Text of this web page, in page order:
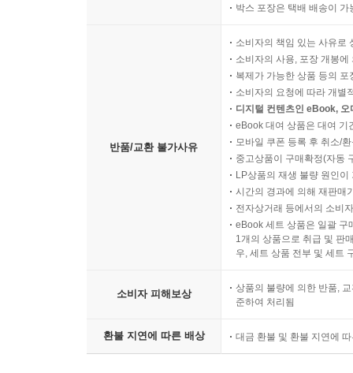
박스 포장은 택배 배송이
반품/교환 불가사유
소비자의 책임 있는 사유로
소비자의 사용, 포장 개봉
복제가 가능한 상품 등의
소비자의 요청에 따라 개별
디지털 컨텐츠인 eBook,
eBook 대여 상품은 대여 기
모바일 쿠폰 등록 후 취소/
중고상품이 구매확정(자동
LP상품의 재생 불량 원인
시간의 경과에 의해 재판매
전자상거래 등에서의 소비
eBook 세트 상품은 일괄 구
1개의 상품으로 취급 및 판
우, 세트 상품 전부 및 세트
소비자 피해보상
상품의 불량에 의한 반품,
준하여 처리됨
환불 지연에 따른 배상 대금 환불 및 환불 지연에